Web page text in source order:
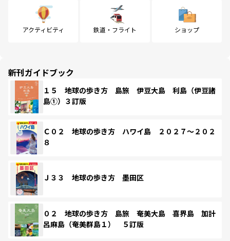
アクティビティ 鉄道・フライト ショップ
新刊ガイドブック
１５ 地球の歩き方 島旅 伊豆大島 利島（伊豆諸
島①）３訂版
Ｃ０２ 地球の歩き方 ハワイ島 ２０２７～２０２
８
Ｊ３３ 地球の歩き方 墨田区
０２ 地球の歩き方 島旅 奄美大島 喜界島 加計
呂麻島（奄美群島１） ５訂版